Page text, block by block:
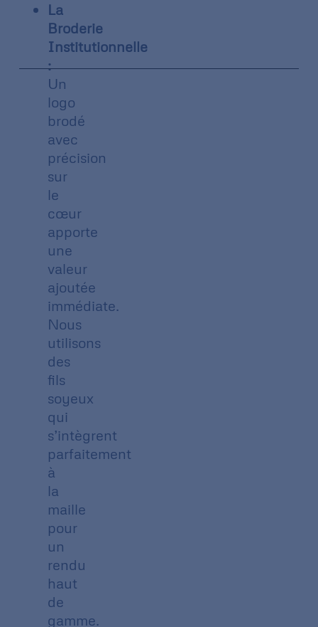
La
Broderie
Institutionnelle
:
Un
logo
brodé
avec
précision
sur
le
cœur
apporte
une
valeur
ajoutée
immédiate.
Nous
utilisons
des
fils
soyeux
qui
s’intègrent
parfaitement
à
la
maille
pour
un
rendu
haut
de
gamme.